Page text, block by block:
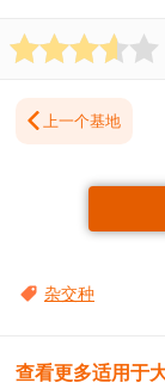
上一个基地
杂交种
查看更多适用于